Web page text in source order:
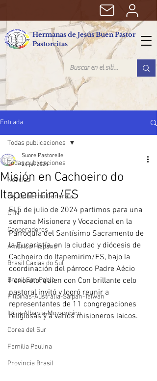
Hermanas de Jesús Buen Pastor
Pastorcitas
Entrada
Todas publicaciones
Noticias
Del Gobierno Generale
CTN
Cooperadores
América Hispana
Brasil Caxias do Sul
Brasil San Pablo
Filipinas-Australia-Saipan-Taiwan
Itália-Albania-Mozambico
Corea del Sur
Familia Paulina
Provincia Brasil
Todas publicaciones
Misión en Cachoeiro do
Itapemirim/ES
Suore Pastorelle
24 jul 2024
El 5 de julio de 2024 partimos para una
semana Misionera y Vocacional en la
Parroquia del Santísimo Sacramento de
la Eucaristía, en la ciudad y diócesis de
Cachoeiro do Itapemirim/ES, bajo la
coordinación del párroco Padre Aécio
Honorato, quien con Con brillante celo
pastoral invitó y logró reunir a
representantes de 11 congregaciones
religiosas y a varios misioneros laicos.